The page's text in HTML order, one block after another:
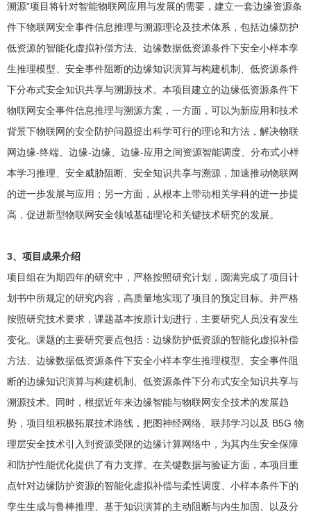
溯源”项目将针对智能物联网应用与发展的需要，建立一套边缘资源条
件下物联网安全事件信息推理与溯源理论及技术体系，包括边缘防护
低资源的智能化虚拟补偿方法、边缘数据低资源条件下安全小样本孪
生推理模型、安全事件阻断的边缘知识演算与构建机制、低资源条件
下分布式安全知识共享与溯源技术。本项目建立的边缘低资源条件下
物联网安全事件信息推理与溯源方案，一方面，可以为新应用和技术
背景下物联网的安全防护问题提出科学可行的理论和方法，解决物联
网边缘-终端、边缘-边缘、边缘-应用之间资源智能调度、分布式小样
本学习推理、安全威胁阻断、安全知识共享与溯源，加速推动物联网
的进一步发展与应用；另一方面，从根本上带动相关学科的进一步提
高，促进新型物联网安全领域基础理论和关键技术研究的发展。
3、项目成果介绍
项目组在为期四年的研究中，严格按照研究计划，圆满完成了项目计
划书中所规定的研究内容，高质量地实现了项目的预定目标。并严格
按照研究技术要求，课题基本按原计划进行，主要研究人员没有发生
变化。课题的主要研究要点包括：边缘防护低资源的智能化虚拟补偿
方法、边缘数据低资源条件下安全小样本孪生推理模型、安全事件阻
断的边缘知识演算与构建机制、低资源条件下分布式安全知识共享与
溯源技术。同时，根据近年来边缘智能与物联网安全技术的发展趋
势，项目组积极拓展技术路线，把图神经网络、联邦学习以及 B5G 物
理层安全技术引入到资源受限的边缘计算网络中，为其内生安全保障
和防护性能优化提供了有力支撑。在关键数据与验证方面，本项目重
点针对边缘防护资源的智能化虚拟补偿与柔性调度、小样本条件下的
孪生生成与鲁棒推理、基于知识演算的主动阻断与内生加固、以及分